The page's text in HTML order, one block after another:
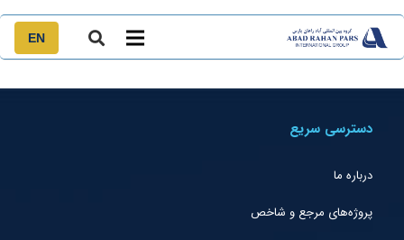
EN
دسترسی سریع
درباره ما
پروژه‌های مرجع و شاخص